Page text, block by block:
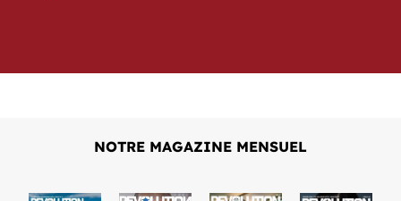
NOTRE MAGAZINE MENSUEL